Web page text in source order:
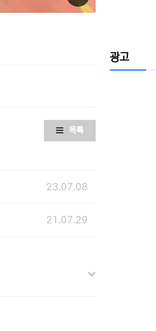
목록
23.07.08
21.07.29
광고